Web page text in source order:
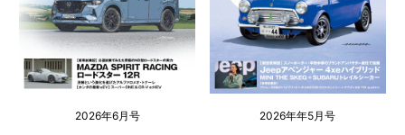
2026年6月号 2026年年5月号